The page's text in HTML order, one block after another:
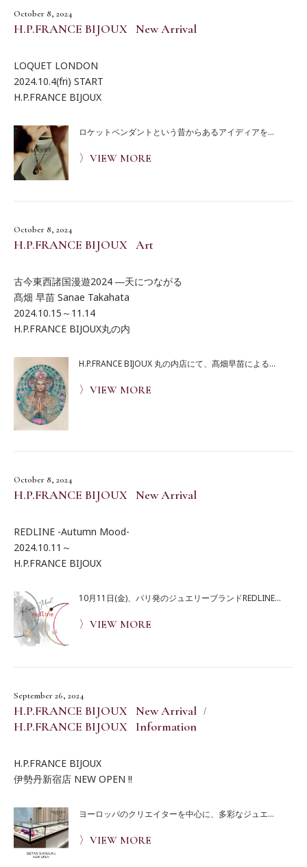
October 8, 2024
H.P.FRANCE BIJOUX New Arrival
LOQUET LONDON
2024.10.4(fri) START
H.P.FRANCE BIJOUX
ロケットペンダントという昔からあるアイディアを...
〉VIEW MORE
October 8, 2024
H.P.FRANCE BIJOUX Art
古今東西諸国漫遊2024 ―天につながる
髙畑 早苗 Sanae Takahata
2024.10.15～11.14
H.P.FRANCE BIJOUX丸の内
H.P.FRANCE BIJOUX 丸の内店にて、髙畑早苗による...
〉VIEW MORE
October 8, 2024
H.P.FRANCE BIJOUX New Arrival
REDLINE -Autumn Mood-
2024.10.11～
H.P.FRANCE BIJOUX
10月11日(金)、パリ発のジュエリーブランドREDLINE...
〉VIEW MORE
September 26, 2024
H.P.FRANCE BIJOUX New Arrival
H.P.FRANCE BIJOUX Information
H.P.FRANCE BIJOUX
伊勢丹新宿店 NEW OPEN !!
ヨーロッパのクリエイターを中心に、多彩なジュエ...
〉VIEW MORE